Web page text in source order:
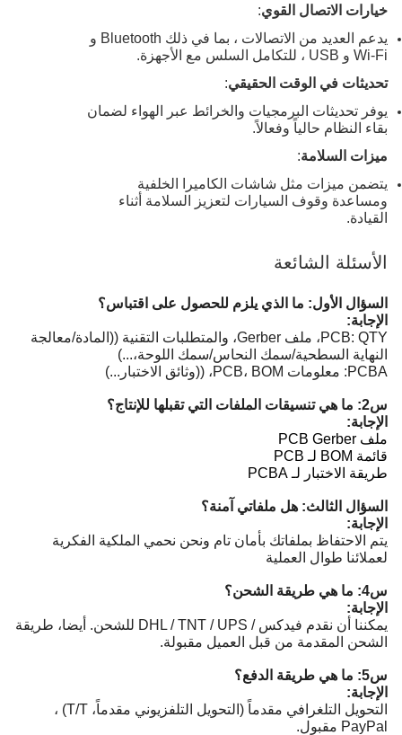
خيارات الاتصال القوي:
يدعم العديد من الاتصالات ، بما في ذلك Bluetooth و
Wi-Fi و USB ، للتكامل السلس مع الأجهزة.
تحديثات في الوقت الحقيقي :
يوفر تحديثات البرمجيات والخرائط عبر الهواء لضمان
بقاء النظام حالياً وفعالاً.
ميزات السلامة:
يتضمن ميزات مثل شاشات الكاميرا الخلفية
ومساعدة وقوف السيارات لتعزيز السلامة أثناء
القيادة.
الأسئلة الشائعة
السؤال الأول: ما الذي يلزم للحصول على اقتباس؟
الإجابة:
PCB: QTY، ملف Gerber، والمتطلبات التقنية ((المادة/معالجة
النهاية السطحية/سمك النحاس/سمك اللوحة،...)
PCBA: معلومات PCB، BOM، ((وثائق الاختبار...)
س2: ما هي تنسيقات الملفات التي تقبلها للإنتاج؟
الإجابة:
ملف PCB Gerber
قائمة BOM لـ PCB
طريقة الاختبار لـ PCBA
السؤال الثالث: هل ملفاتي آمنة؟
الإجابة:
يتم الاحتفاظ بملفاتك بأمان تام ونحن نحمي الملكية الفكرية
لعملائنا طوال العملية
س4: ما هي طريقة الشحن؟
الإجابة:
يمكننا أن نقدم فيدكس / DHL / TNT / UPS للشحن. أيضا، طريقة
الشحن المقدمة من قبل العميل مقبولة.
س5: ما هي طريقة الدفع؟
الإجابة:
التحويل التلغرافي مقدماً (التحويل التلفزيوني مقدماً، T/T) ،
PayPal مقبول.